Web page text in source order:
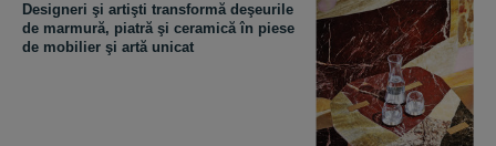
Designeri şi artişti transformă deşeurile
de marmură, piatră şi ceramică în piese
de mobilier şi artă unicat